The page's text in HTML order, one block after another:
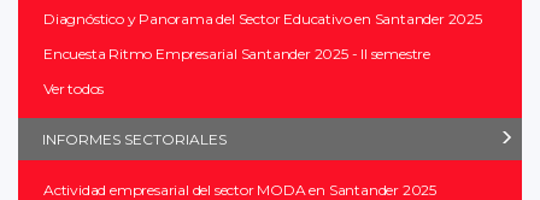
Diagnóstico y Panorama del Sector Educativo en Santander 2025
Encuesta Ritmo Empresarial Santander 2025 - II semestre
Ver todos
INFORMES SECTORIALES
Actividad empresarial del sector MODA en Santander 2025